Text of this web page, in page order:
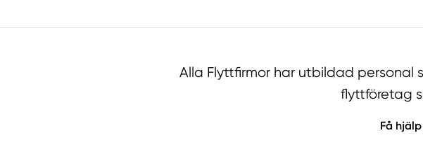
Alla Flyttfirmor har utbildad personal
flyttföretag
Få